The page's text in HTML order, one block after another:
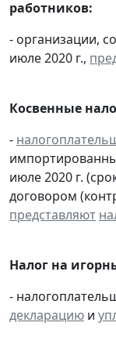
работников:
- организации,
июле 2020 г.,
Косвенные
-
июле 2020 г.
договором
представляют
Налог на
-
декларацию и